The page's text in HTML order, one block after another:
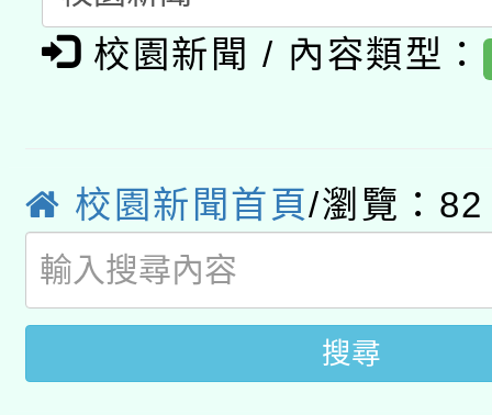
pilot」
有關大陸委員會函釋公
轉知經濟部水利署委託
用水績優單位及節水達
動」
桃園市孔廟祈福系列
開 智慧啟航」
2026年桃園地景藝術
校園新聞 / 內容類型：
校園新聞首頁/瀏覽：82
搜尋